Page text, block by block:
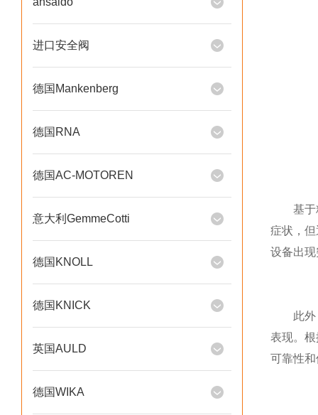
进口安全阀
德国Mankenberg
德国RNA
德国AC-MOTOREN
意大利GemmeCotti
德国KNOLL
德国KNICK
英国AULD
德国WIKA
基于精
症状，
设备出
此外，
表现。
可靠性